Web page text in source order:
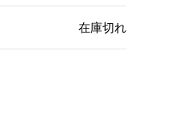
在庫切れ